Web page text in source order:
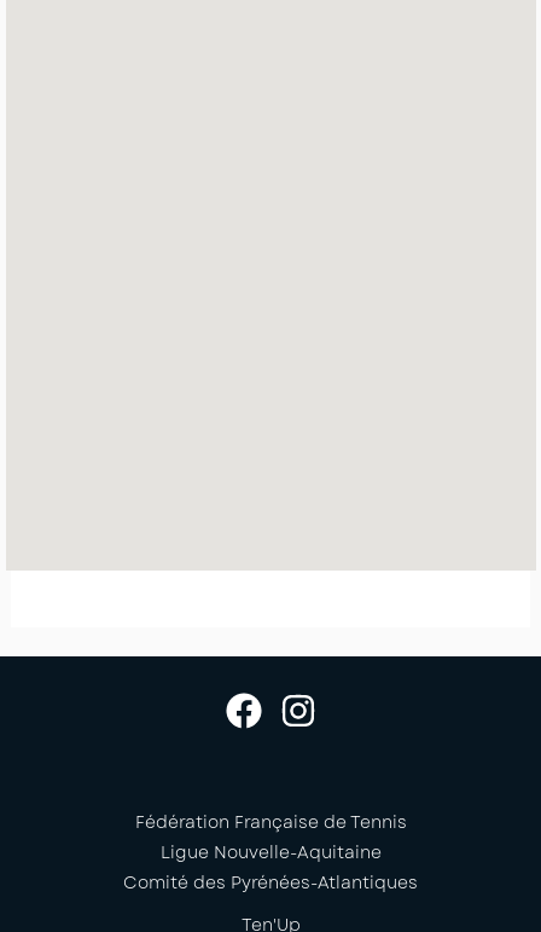
Fédération Française de Tennis
Ligue Nouvelle-Aquitaine
Comité des Pyrénées-Atlantiques
Ten'Up